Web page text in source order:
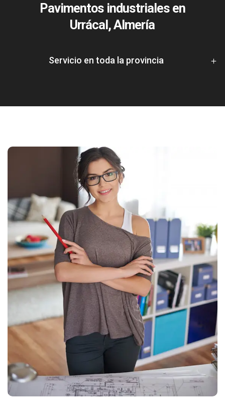
Pavimentos industriales en
Urrácal, Almería
Servicio en toda la provincia